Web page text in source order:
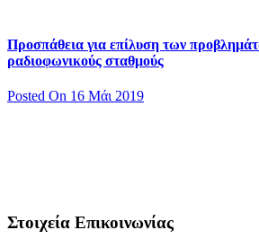
Προσπάθεια για επίλυση των
ραδιοφωνικούς σταθμούς
Posted On 16 Μάι 2019
Στοιχεία Επικοινωνίας